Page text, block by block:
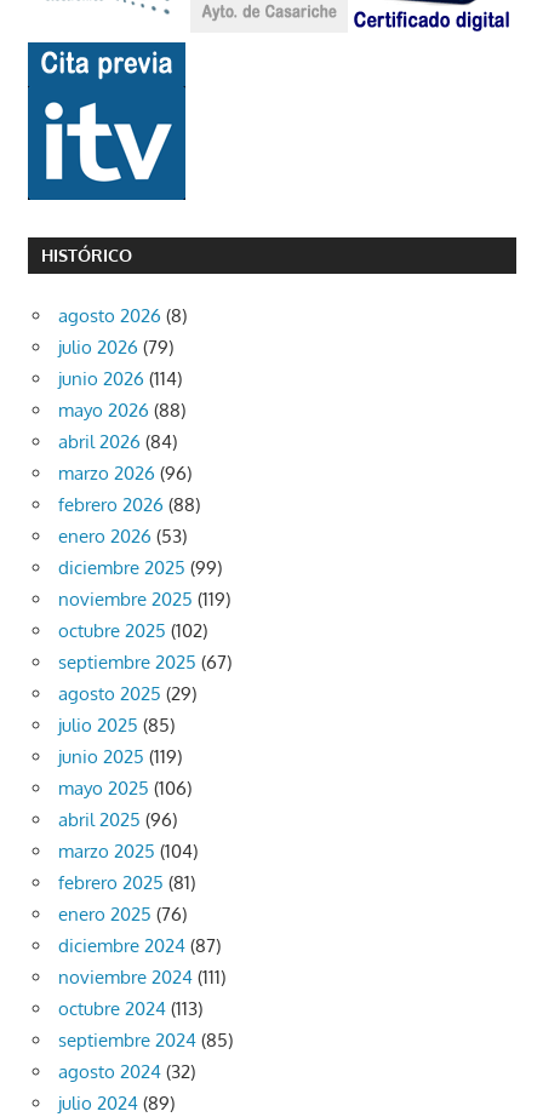
HISTÓRICO
agosto 2026 (8)
julio 2026 (79)
junio 2026 (114)
mayo 2026 (88)
abril 2026 (84)
marzo 2026 (96)
febrero 2026 (88)
enero 2026 (53)
diciembre 2025 (99)
noviembre 2025 (119)
octubre 2025 (102)
septiembre 2025 (67)
agosto 2025 (29)
julio 2025 (85)
junio 2025 (119)
mayo 2025 (106)
abril 2025 (96)
marzo 2025 (104)
febrero 2025 (81)
enero 2025 (76)
diciembre 2024 (87)
noviembre 2024 (111)
octubre 2024 (113)
septiembre 2024 (85)
agosto 2024 (32)
julio 2024 (89)